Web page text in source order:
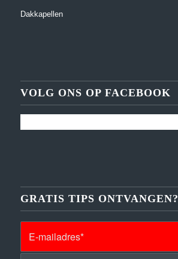
Dakkapellen
VOLG ONS OP FACEBOOK
GRATIS TIPS ONTVANGEN?